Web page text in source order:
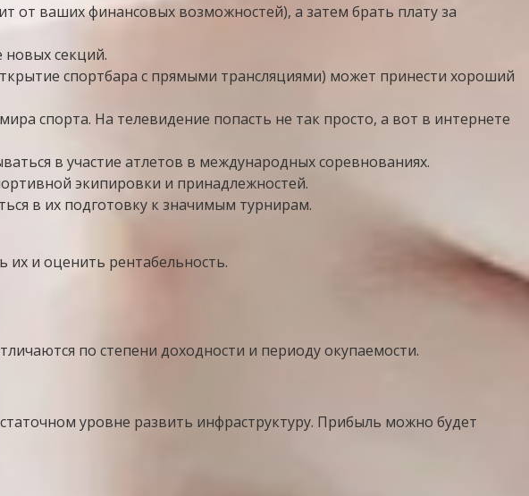
ваших финансовых возможностей), а затем брать плату за
секций.
спортбара с прямыми трансляциями) может принести хороший
спорта. На телевидение попасть не так просто, а вот в интернете
в участие атлетов в международных соревнованиях.
экипировки и принадлежностей.
в их подготовку к значимым турнирам.
их и оценить рентабельность.
по степени доходности и периоду окупаемости.
уровне развить инфраструктуру. Прибыль можно будет